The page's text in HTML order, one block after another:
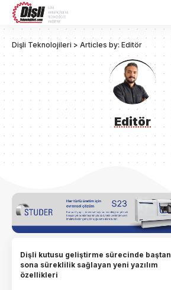
Dişli Teknolojileri > Articles by: Editör
Editör
Dişli kutusu geliştirme sürecinde baştan
sona süreklilik sağlayan yeni yazılım
özellikleri